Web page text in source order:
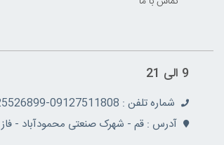
9 الی 21
شماره تلفن : 09127511808-09125526899
آدرس : قم - شهرک صنعتی محمودآباد - فاز ۲ - بلوار خلیج فارس - نبش کوچه ۵